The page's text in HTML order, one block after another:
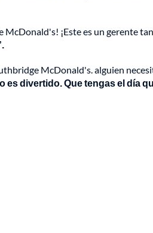
¡Este es un gerente
McDonald's. alguien
es divertido. Que tengas el día